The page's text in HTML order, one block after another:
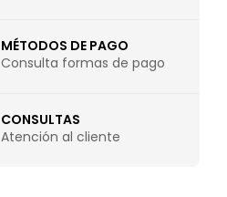
MÉTODOS DE PAGO
Consulta formas de pago
CONSULTAS
Atención al cliente